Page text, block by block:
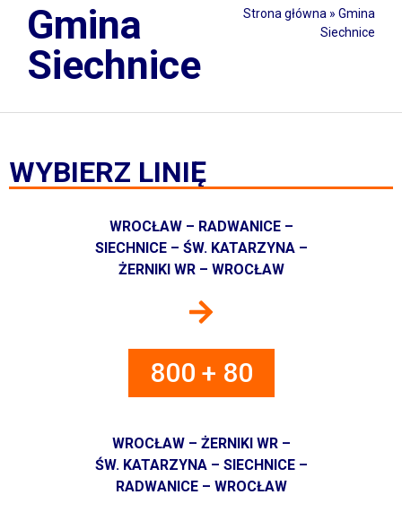
Gmina
Siechnice
Strona główna » Gmina
Siechnice
WYBIERZ LINIĘ
WROCŁAW – RADWANICE –
SIECHNICE – ŚW. KATARZYNA –
ŻERNIKI WR – WROCŁAW
800 + 80
WROCŁAW – ŻERNIKI WR –
ŚW. KATARZYNA – SIECHNICE –
RADWANICE – WROCŁAW